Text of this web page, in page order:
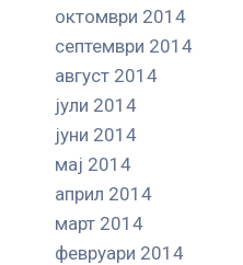
октомври 2014
септември 2014
август 2014
јули 2014
јуни 2014
мај 2014
април 2014
март 2014
февруари 2014